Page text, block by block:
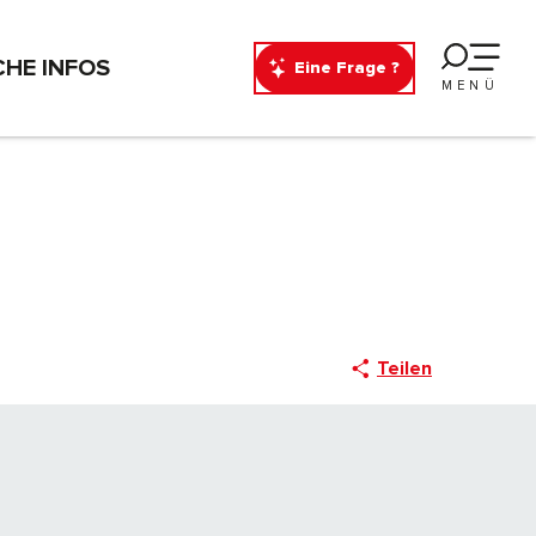
Eine Frage ?
MENÜ
INFOS
Teilen